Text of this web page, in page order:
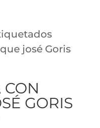
josé Goris
CON
GORIS